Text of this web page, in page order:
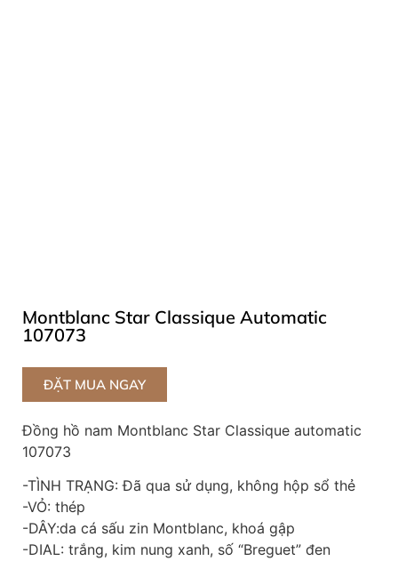
Montblanc Star Classique Automatic
107073
ĐẶT MUA NGAY
Đồng hồ nam Montblanc Star Classique automatic
107073
-TÌNH TRẠNG: Đã qua sử dụng, không hộp sổ thẻ
-VỎ: thép
-DÂY:da cá sấu zin Montblanc, khoá gập
-DIAL: trắng, kim nung xanh, số “Breguet” đen